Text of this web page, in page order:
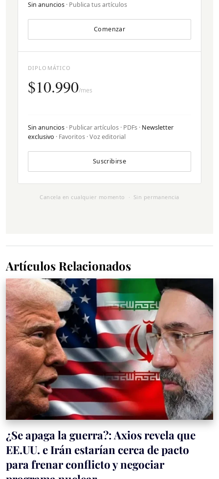
Sin anuncios · Publica tus artículos
Comenzar
DIPLOMÁTICO
$10.990/mes
Sin anuncios · Publicar artículos · PDFs · Newsletter
exclusivo · Favoritos · Voz editorial
Suscribirse
Cancela en cualquier momento · Sin permanencia
Artículos Relacionados
¿Se apaga la guerra?: Axios revela que
EE.UU. e Irán estarían cerca de pacto
para frenar conflicto y negociar